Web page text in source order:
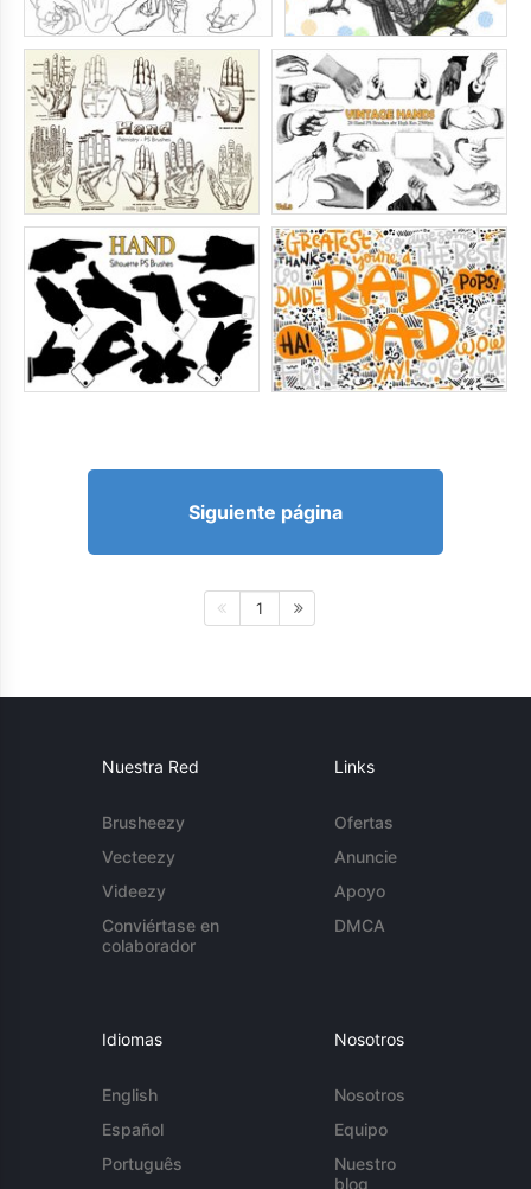
Siguiente página
1
Nuestra Red
Brusheezy
Vecteezy
Videezy
Conviértase en
colaborador
Links
Ofertas
Anuncie
Apoyo
DMCA
Idiomas
English
Español
Português
Nosotros
Nosotros
Equipo
Nuestro
blog